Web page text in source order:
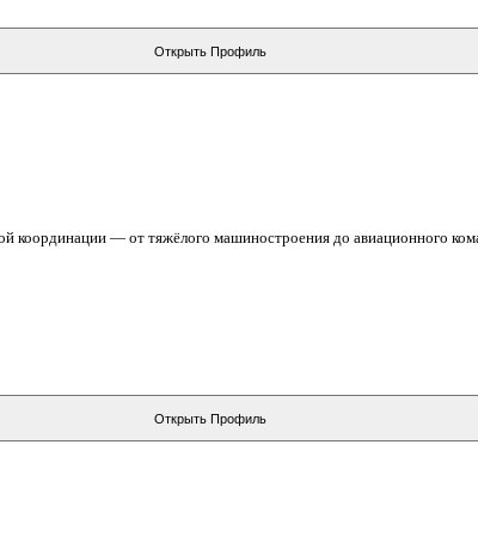
Открыть Профиль
координации — от тяжёлого машиностроения до авиационного
Открыть Профиль